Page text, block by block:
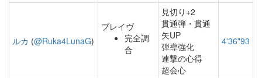
ルカ (@Ruka4LunaG)
ブレイヴ
完全調
合
見切り+2
貫通弾・貫通
矢UP
弾導強化
連撃の心得
超会心
4'36"93